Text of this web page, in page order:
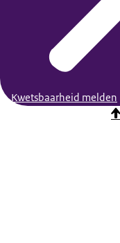
Kwetsbaarheid melden